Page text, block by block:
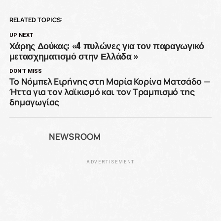
RELATED TOPICS:
UP NEXT
Χάρης Δούκας: «4 πυλώνες για τον παραγωγικό
μετασχηματισμό στην Ελλάδα »
DON'T MISS
Το Νόμπελ Ειρήνης στη Μαρία Κορίνα Ματσάδο —
Ήττα για τον λαϊκισμό και τον Τραμπισμό της
δημαγωγίας
NEWSROOM
ADVERTISEMENT